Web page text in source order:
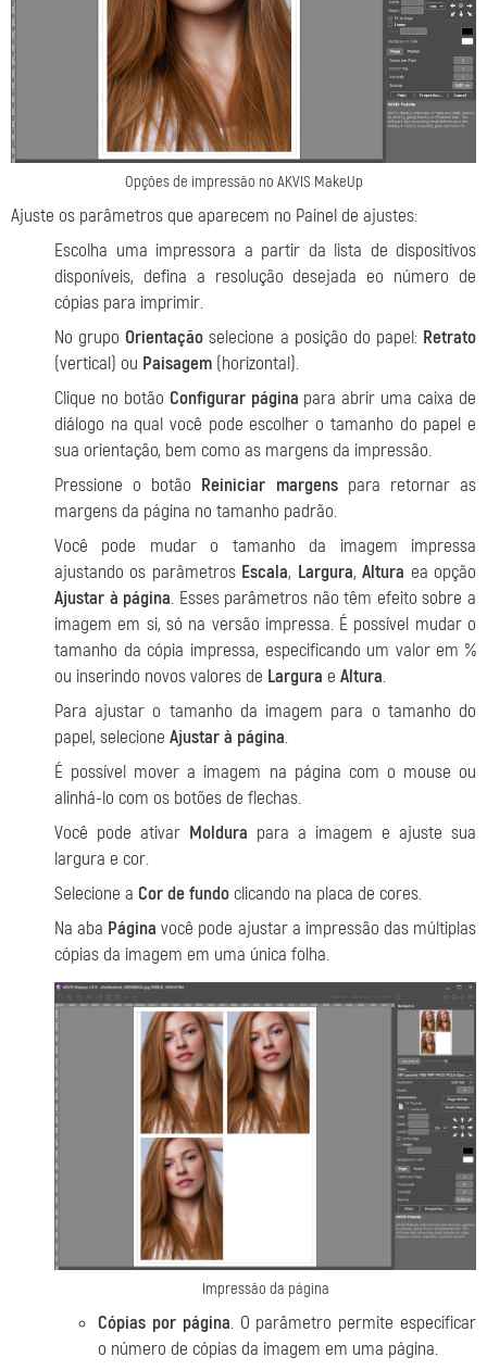
Opções de impressão no AKVIS MakeUp
Ajuste os parâmetros que aparecem no Painel de ajustes:
Escolha uma impressora a partir da lista de dispositivos
disponíveis, defina a resolução desejada eo número de
cópias para imprimir.
No grupoOrientação selecione a posição do papel: Retrato
(vertical) ou Paisagem (horizontal).
Clique no botão Configurar página para abrir uma caixa de
diálogo na qual você pode escolher o tamanho do papel e
sua orientação, bem como as margens da impressão.
Pressione o botão Reiniciar margenspara retornar as
margens da página no tamanho padrão.
Você pode mudar o tamanho da imagem impressa
ajustando os parâmetros Escala, Largura,Altura ea opção
Ajustar à página. Esses parâmetros não têm efeito sobre a
imagem em si, só na versão impressa. É possível mudar o
tamanho da cópia impressa, especificando um valor em %
ou inserindo novos valores de Largura e Altura.
Para ajustar o tamanho da imagem para o tamanho do
papel, selecione Ajustar à página.
É possível mover a imagem na página com o mouse ou
alinhá-lo com os botões de flechas.
Você pode ativar Moldura para a imagem e ajuste sua
largura e cor.
Selecione a Cor de fundo clicando na placa de cores.
Na aba Página você pode ajustar a impressão das múltiplas
cópias da imagem em uma única folha.
Impressão da página
Cópias por página. O parâmetro permite especificar
o número de cópias da imagem em uma página.